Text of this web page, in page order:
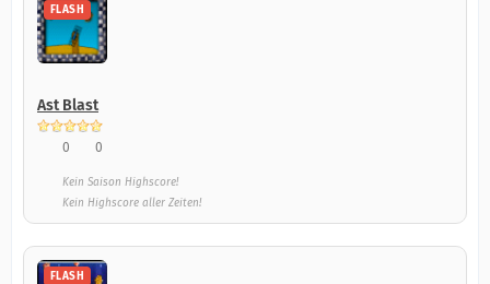
FLASH
Ast Blast
0 0
Kein Saison Highscore!
Kein Highscore aller Zeiten!
FLASH